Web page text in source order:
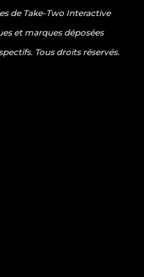
de Take-Two Interactive
et marques déposées
Tous droits réservés.